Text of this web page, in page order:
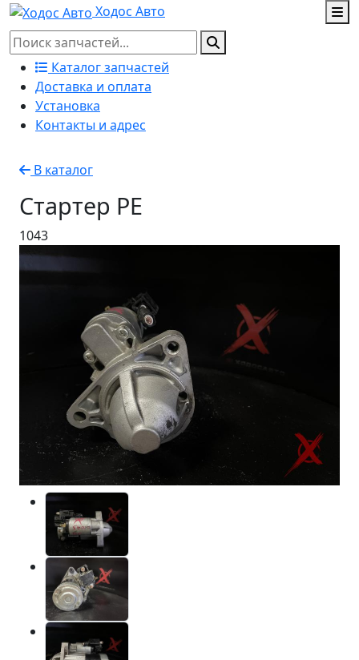
Ходос Авто
Каталог запчастей
Доставка и оплата
Установка
Контакты и адрес
В каталог
Стартер PE
1043